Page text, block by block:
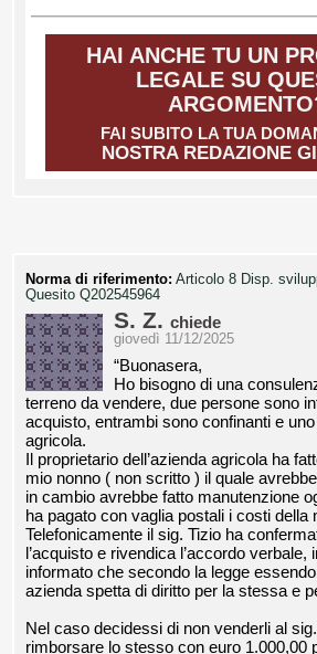
HAI ANCHE TU UN
LEGALE SU
FAI SUBITO LA TUA
NOSTRA REDAZIONE
Norma di riferimento: Articolo 8 Disp.
Quesito Q202545964
S. Z. chiede
giovedì 11/12/2025
“Buonasera,
Ho bisogno di una
terreno da vendere, due persone sono
acquisto, entrambi sono confinanti e
agricola.
Il proprietario dell’azienda agricola ha
mio nonno ( non scritto ) il quale
in cambio avrebbe fatto manutenzione
ha pagato con vaglia postali i costi della
Telefonicamente il sig. Tizio ha
l’acquisto e rivendica l’accordo verbale,
informato che secondo la legge
azienda spetta di diritto per la stessa e
Nel caso decidessi di non venderli al
rimborsare lo stesso con euro 1.000,00